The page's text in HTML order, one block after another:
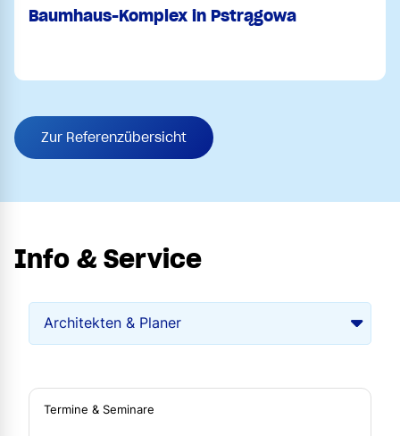
Baumhaus-Komplex in Pstrągowa
Zur Referenzübersicht
Info & Service
Termine & Seminare